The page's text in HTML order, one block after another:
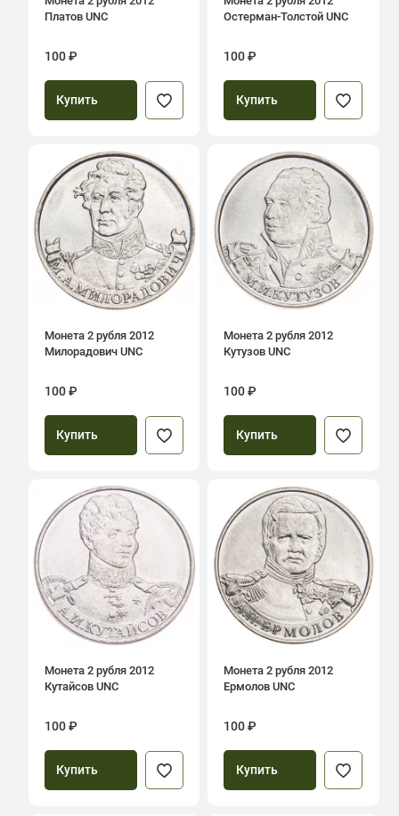
Платов UNC
100 ₽
Купить
Остерман-Толстой UNC
100 ₽
Купить
Монета 2 рубля 2012
Милорадович UNC
100 ₽
Купить
Монета 2 рубля 2012
Кутузов UNC
100 ₽
Купить
Монета 2 рубля 2012
Кутайсов UNC
100 ₽
Купить
Монета 2 рубля 2012
Ермолов UNC
100 ₽
Купить